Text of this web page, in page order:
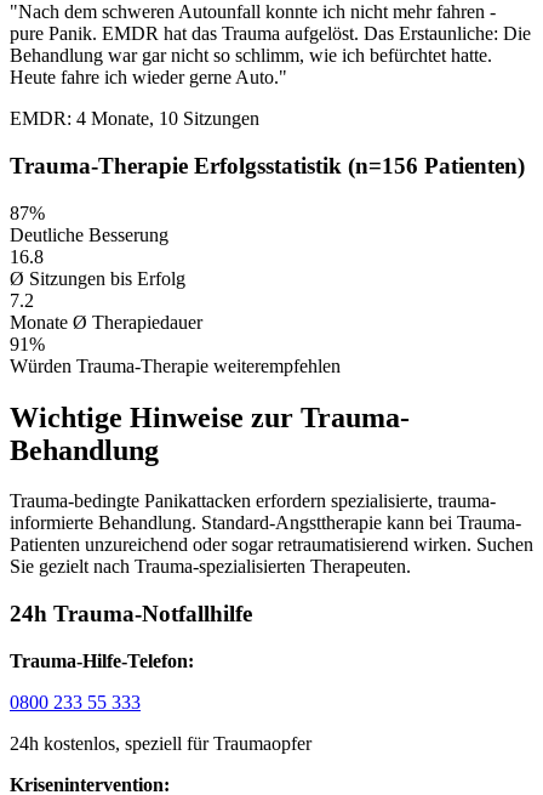
"Nach dem schweren Autounfall konnte ich nicht mehr fahren -
pure Panik. EMDR hat das Trauma aufgelöst. Das Erstaunliche: Die
Behandlung war gar nicht so schlimm, wie ich befürchtet hatte.
Heute fahre ich wieder gerne Auto."
EMDR: 4 Monate, 10 Sitzungen
Trauma-Therapie Erfolgsstatistik (n=156 Patienten)
87%
Deutliche Besserung
16.8
Ø Sitzungen bis Erfolg
7.2
Monate Ø Therapiedauer
91%
Würden Trauma-Therapie weiterempfehlen
Wichtige Hinweise zur Trauma-
Behandlung
Trauma-bedingte Panikattacken erfordern spezialisierte, trauma-
informierte Behandlung. Standard-Angsttherapie kann bei Trauma-
Patienten unzureichend oder sogar retraumatisierend wirken. Suchen
Sie gezielt nach Trauma-spezialisierten Therapeuten.
24h Trauma-Notfallhilfe
Trauma-Hilfe-Telefon:
0800 233 55 333
24h kostenlos, speziell für Traumaopfer
Krisenintervention: